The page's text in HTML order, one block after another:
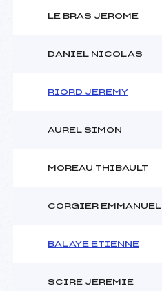
LE BRAS JEROME
DANIEL NICOLAS
RIORD JEREMY
AUREL SIMON
MOREAU THIBAULT
CORGIER EMMANUEL
BALAYE ETIENNE
SCIRE JEREMIE